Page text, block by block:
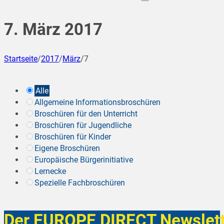
7. März 2017
Startseite/2017/März/7
Alle
Allgemeine Informationsbroschüren
Broschüren für den Unterricht
Broschüren für Jugendliche
Broschüren für Kinder
Eigene Broschüren
Europäische Bürgerinitiative
Lernecke
Spezielle Fachbroschüren
Der EUROPE DIRECT